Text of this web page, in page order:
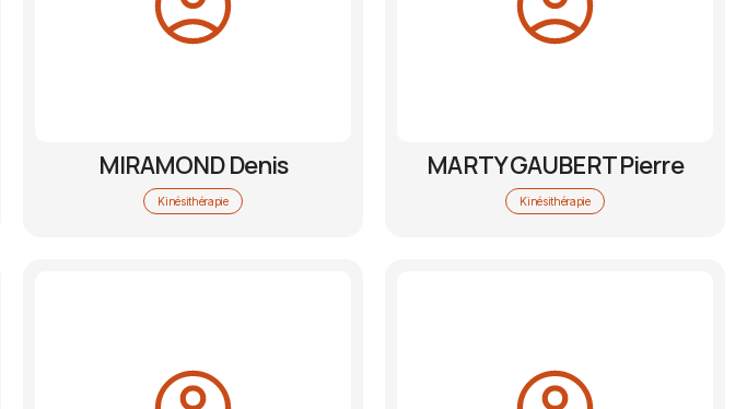
MIRAMOND Denis
Kinésithérapie
MARTY GAUBERT Pierre
Kinésithérapie